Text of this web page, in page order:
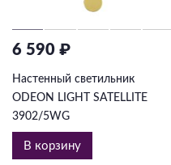
6 590 ₽
Настенный светильник
ODEON LIGHT SATELLITE
3902/5WG
В корзину